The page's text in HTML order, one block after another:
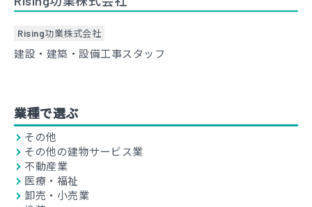
Rising功業株式会社
建設・建築・設備工事スタッフ
業種で選ぶ
その他
その他の建物サービス業
不動産業
医療・福祉
卸売・小売業